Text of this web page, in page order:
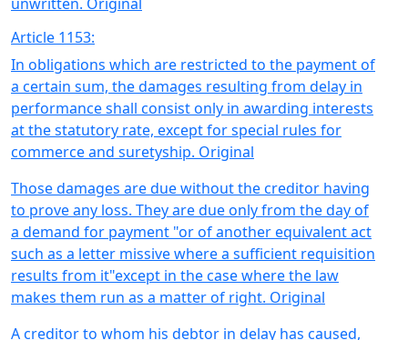
Article 1153:
In obligations which are restricted to the payment of
a certain sum, the damages resulting from delay in
performance shall consist only in awarding interests
at the statutory rate, except for special rules for
commerce and suretyship. Original
Those damages are due without the creditor having
to prove any loss. They are due only from the day of
a demand for payment "or of another equivalent act
such as a letter missive where a sufficient requisition
results from it"except in the case where the law
makes them run as a matter of right. Original
A creditor to whom his debtor in delay has caused,